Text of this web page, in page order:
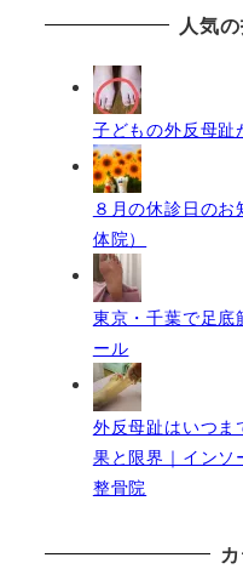
人気
子どもの外反母趾
８月の休診日の
体院）
東京・千葉で足底
ール
外反母趾はいつま
果と限界｜インソ
整骨院